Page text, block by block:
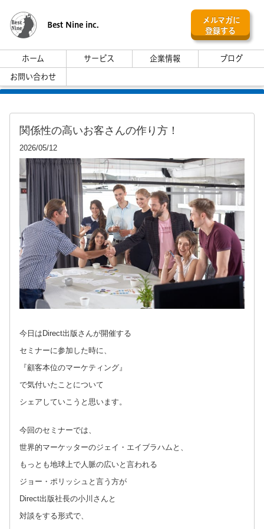
Best Nine inc.
メルマガに
登録する
ホーム サービス 企業情報
ブログ
お問い合わせ
関係性の高いお客さんの作り方！
2026/05/12
今日はDirect出版さんが開催する
セミナーに参加した時に、
『顧客本位のマーケティング』
で気付いたことについて
シェアしていこうと思います。
今回のセミナーでは、
世界的マーケッターのジェイ・エイブラハムと、
もっとも地球上で人脈の広いと言われる
ジョー・ポリッシュと言う方が
Direct出版社長の小川さんと
対談をする形式で、